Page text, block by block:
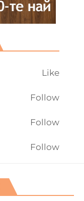
Like
Follow
Follow
Follow